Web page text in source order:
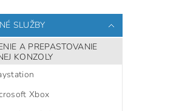
SLUŽBY
A PREPASTOVANIE
KONZOLY
Xbox